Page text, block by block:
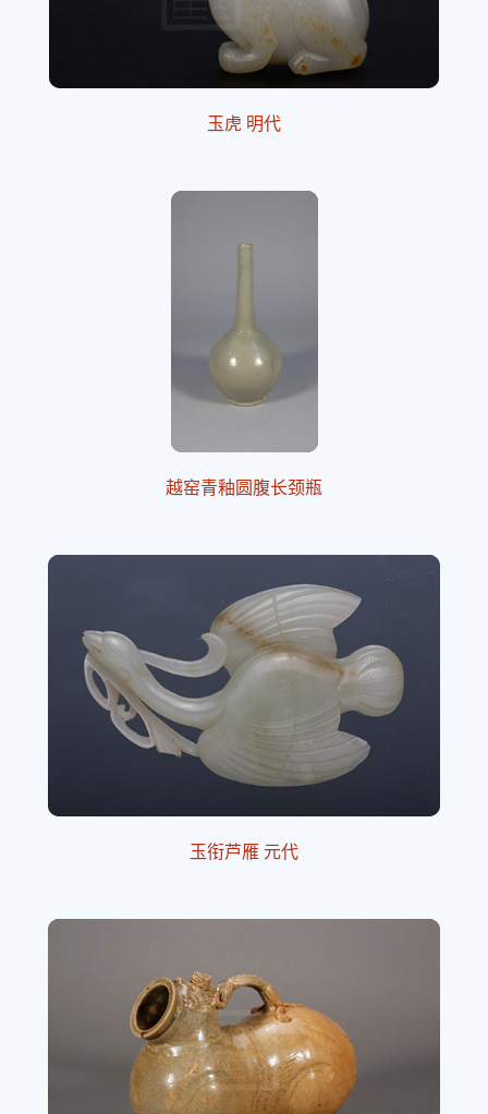
玉虎 明代
越窑青釉圆腹长颈瓶
玉衔芦雁 元代